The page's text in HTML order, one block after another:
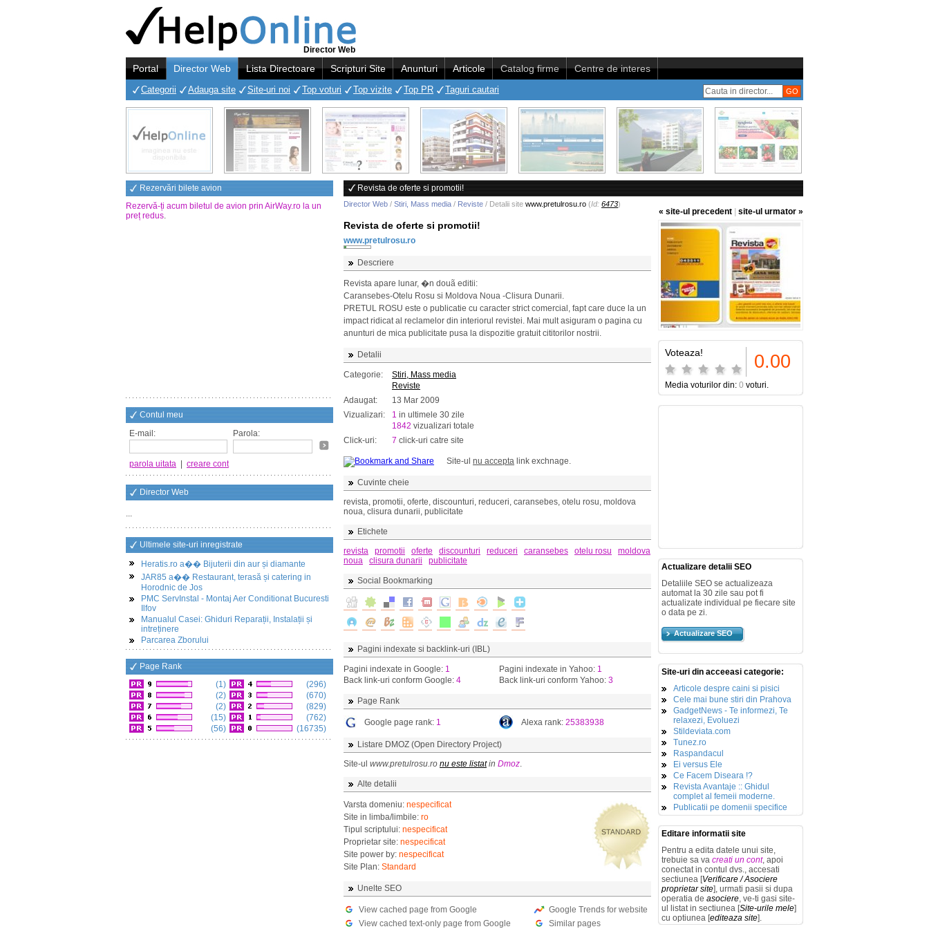
Director Web
Portal Director Web Lista Directoare Scripturi Site Anunturi Articole Catalog firme Centre de interes
Categorii Adauga site Site-uri noi Top voturi Top vizite Top PR Taguri cautari
Rezervări bilete avion
Rezervă-ți acum biletul de avion prin AirWay.ro la un
preț redus.
Contul meu
E-mail:
Parola:
parola uitata creare cont
Director Web
...
Ultimele site-uri inregistrate
Heratis.ro a�� Bijuterii din aur și diamante
JAR85 a�� Restaurant, terasă și catering in
Horodnic de Jos
PMC ServInstal - Montaj Aer Conditionat Bucuresti
Ilfov
Manualul Casei: Ghiduri Reparații, Instalații și
intreținere
Parcarea Zborului
Page Rank
(1)
(2)
(2)
(15)
(56)
(296)
(670)
(829)
(762)
(16735)
Revista de oferte si promotii!
Director Web / Stiri, Mass media / Reviste / Detalii site www.pretulrosu.ro (Id: 6473)
« site-ul precedent site-ul urmator »
Revista de oferte si promotii!
www.pretulrosu.ro
Descriere
Revista apare lunar, �n douã editii:
Caransebes-Otelu Rosu si Moldova Noua -Clisura Dunarii.
PRETUL ROSU este o publicatie cu caracter strict comercial, fapt care duce la un
impact ridicat al reclamelor din interiorul revistei. Mai mult asiguram o pagina cu
anunturi de mica publicitate pusa la dispozitie gratuit cititorilor nostrii.
Detalii
Categorie:
Stiri, Mass media
Reviste
Adaugat:
13 Mar 2009
Vizualizari:
1 in ultimele 30 zile
1842 vizualizari totale
Click-uri:
7 click-uri catre site
Site-ul nu accepta link exchnage.
Cuvinte cheie
revista, promotii, oferte, discounturi, reduceri, caransebes, otelu rosu, moldova
noua, clisura dunarii, publicitate
Etichete
revista
promotii oferte discounturi reduceri caransebes otelu rosu
moldova
noua
clisura dunarii publicitate
Social Bookmarking
Pagini indexate si backlink-uri (IBL)
Pagini indexate in Google: 1
Back link-uri conform Google: 4
Pagini indexate in Yahoo: 1
Back link-uri conform Yahoo: 3
Page Rank
Google page rank: 1 Alexa rank: 25383938
Listare DMOZ (Open Directory Project)
Site-ul www.pretulrosu.ro nu este listatin Dmoz.
Alte detalii
Varsta domeniu: nespecificat
Site in limba/limbile: ro
Tipul scriptului: nespecificat
Proprietar site: nespecificat
Site power by: nespecificat
Site Plan: Standard
Unelte SEO
View cached page from Google
View cached text-only page from Google
Google Trends for website
Similar pages
Voteaza! 0.00
Media voturilor din: 0 voturi.
Actualizare detalii SEO
Detaliile SEO se actualizeaza
automat la 30 zile sau pot fi
actualizate individual pe fiecare site
o data pe zi.
Actualizare SEO
Site-uri din acceeasi categorie:
Articole despre caini si pisici
Cele mai bune stiri din Prahova
GadgetNews - Te informezi, Te
relaxezi, Evoluezi
Stildeviata.com
Tunez.ro
Raspandacul
Ei versus Ele
Ce Facem Diseara !?
Revista Avantaje :: Ghidul
complet al femeii moderne.
Publicatii pe domenii specifice
Editare informatii site
Pentru a edita datele unui site,
trebuie sa va creati un cont, apoi
conectat in contul dvs., accesati
sectiunea [Verificare / Asociere
proprietar site], urmati pasii si dupa
operatia de asociere, ve-ti gasi site-
ul listat in sectiunea [Site-urile mele]
cu optiunea [editeaza site].